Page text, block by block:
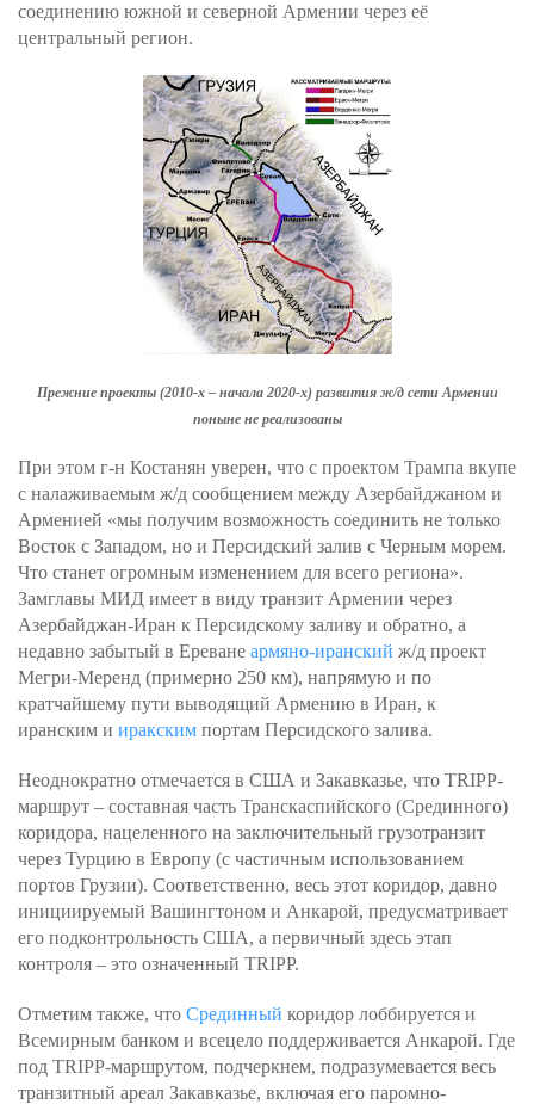
соединению южной и северной Армении через её
центральный регион.
Прежние проекты (2010-х – начала 2020-х) развития ж/д сети Армении
поныне не реализованы
При этом г-н Костанян уверен, что с проектом Трампа вкупе
с налаживаемым ж/д сообщением между Азербайджаном и
Арменией «мы получим возможность соединить не только
Восток с Западом, но и Персидский залив с Черным морем.
Что станет огромным изменением для всего региона».
Замглавы МИД имеет в виду транзит Армении через
Азербайджан-Иран к Персидскому заливу и обратно, а
недавно забытый в Ереване армяно-иранский ж/д проект
Мегри-Меренд (примерно 250 км), напрямую и по
кратчайшему пути выводящий Армению в Иран, к
иранским и иракским портам Персидского залива.
Неоднократно отмечается в США и Закавказье, что TRIPP-
маршрут – составная часть Транскаспийского (Срединного)
коридора, нацеленного на заключительный грузотранзит
через Турцию в Европу (с частичным использованием
портов Грузии). Соответственно, весь этот коридор, давно
инициируемый Вашингтоном и Анкарой, предусматривает
его подконтрольность США, а первичный здесь этап
контроля – это означенный TRIPP.
Отметим также, что Срединный коридор лоббируется и
Всемирным банком и всецело поддерживается Анкарой. Где
под ТRIPP-маршрутом, подчеркнем, подразумевается весь
транзитный ареал Закавказье, включая его паромно-